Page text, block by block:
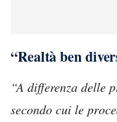
“Realtà ben
“A differenza delle
secondo cui le